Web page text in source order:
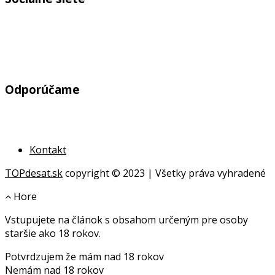
Odporúčame
Kontakt
TOPdesat.skcopyright © 2023 | Všetky práva vyhradené
Hore
online
geldanlagen
Vstupujete na článok s obsahom určeným pre osoby
staršie ako 18 rokov.
Potvrdzujem že mám nad 18 rokov
Nemám nad 18 rokov